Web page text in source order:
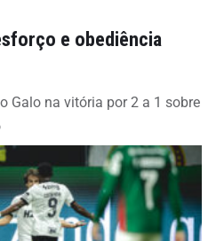
e obediência
Galo na vitória por 2 a 1 sobre